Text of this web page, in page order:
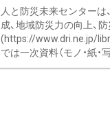
人と防災未来センターは
成、地域防災力の向上、
(https://www.dri.ne.jp/
では一次資料（モノ・紙・